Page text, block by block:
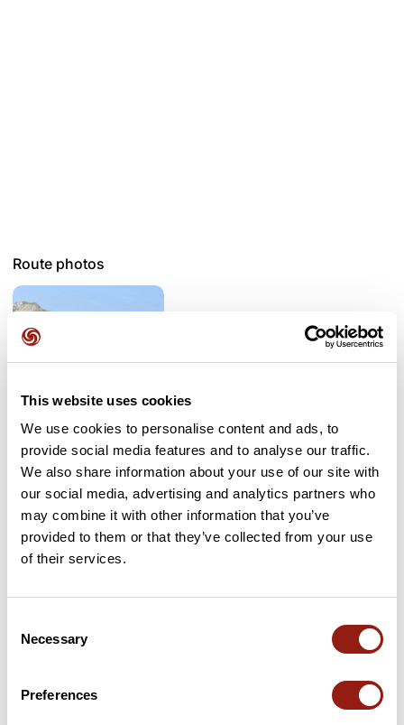
This website uses cookies
We use cookies to personalise content and ads, to
provide social media features and to analyse our traffic.
We also share information about your use of our site with
our social media, advertising and analytics partners who
may combine it with other information that you’ve
provided to them or that they’ve collected from your use
of their services.
Selection
Necessary
Preferences
Route photos
User reviews See all reviews
4.7• 3 reviews